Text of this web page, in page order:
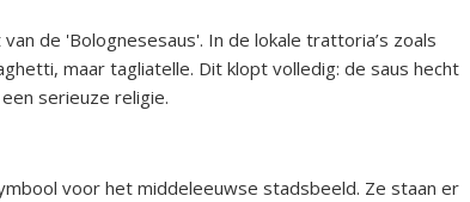
de 'Bolognesesaus'. In de lokale trattoria’s zoals
maar tagliatelle. Dit klopt volledig: de saus hecht
serieuze religie.
voor het middeleeuwse stadsbeeld. Ze staan er